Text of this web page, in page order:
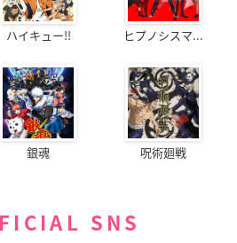
ハイキュー!! ヒプノシスマ...
銀魂 呪術廻戦
SNS